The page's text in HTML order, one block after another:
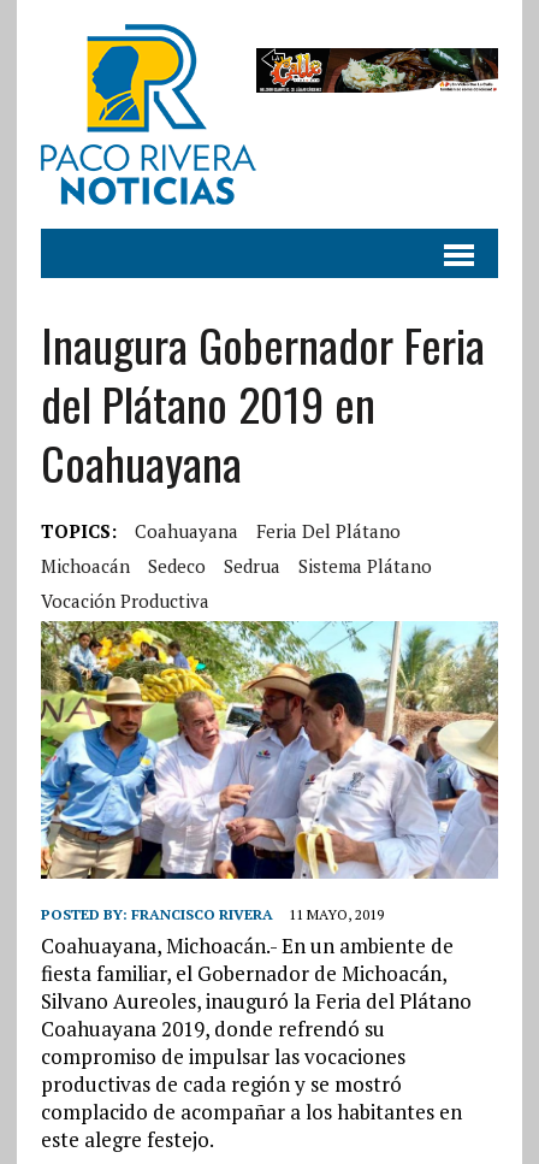
Inaugura Gobernador Feria
del Plátano 2019 en
Coahuayana
TOPICS: Coahuayana
Feria Del Plátano
Michoacán
Sedeco Sedrua
Sistema Plátano
Vocación Productiva
POSTED BY: FRANCISCO RIVERA 11 MAYO, 2019
Coahuayana, Michoacán.- En un ambiente de
fiesta familiar, el Gobernador de Michoacán,
Silvano Aureoles, inauguró la Feria del Plátano
Coahuayana 2019, donde refrendó su
compromiso de impulsar las vocaciones
productivas de cada región y se mostró
complacido de acompañar a los habitantes en
este alegre festejo.